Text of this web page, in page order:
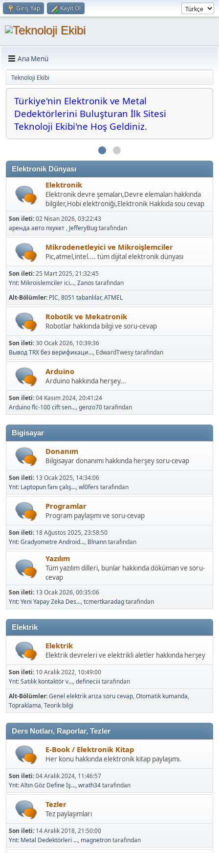
Giriş Yap Kayıt Ol
Ana Menü
Teknoloji Ekibi
Türkiye'nin Elektronik ve Metal
Dedektörlerini Buluşturan İlk Sitesi
Teknoloji Ekibi'ne Hoş Geldiniz.
Elektronik Dünyası
Elektronik
Elektronik devre şemaları,Devre elemaları hakkında
bilgiler,Hobi elektroniği,Elektronik Hakkıda sou cevap
Son ileti:02 Nisan 2026, 03:22:43
аренда авто пхукет , JefferyBugtarafından
Mikrodenetleyici ve Mikroişlemciler
Pic,atmel,intel.... tüm dijital elektronik dünyası
Son ileti:25 Mart 2025, 21:32:45
Ynt: Mikroislemciler ici...,Zanos tarafından
Alt-Bölümler PIC 8051 tabanlılar ATMEL
Robotik ve Mekatronik
Robotlar hakkında bilgi ve soru-cevap
Son ileti:30 Ocak 2026, 10:39:36
Вывод TRX без верификаци..., EdwardTwesy tarafından
Arduino
Arduino hakkında herşey...
Son ileti:04 Kasım 2024, 20:41:24
Arduino flc-100 cift sen...,genzo70tarafından
Bigisayar
Donanım
Bilgisayar donanımı hakkında herşey soru-cevap
Son ileti: 13 Ocak 2025, 14:34:06
Ynt: Laptopun fanı çalış...,wl0fers tarafından
Programlar
Program paylaşımı ve soru-cevap
Son ileti: 18 Ağustos 2025, 23:58:50
Ynt: Gradyometre Android..., Blnanntarafından
Yazılım
Tüm yazılım dilleri, bunlar hakkında döküman ve soru-
cevap
Son ileti: 13 Ocak 2026, 00:35:06
Ynt: Yeni Yapay Zeka Des...,tcmertkaradagtarafından
Elektrik
Elektrik
Elektrik devreleri ve elektrikli aletler hakkında herşey
Son ileti: 10 Aralık 2022, 10:49:00
Ynt: Satılık kontaktör v...,defineciii tarafından
Alt-Bölümler Genel elektrik arıza soru cevap Otomatik kumanda
Topraklama Teorik bilgi
Ders Notları, Raporlar, Tezler
E-Book / Elektronik Kitap
Her konu hakkında elektronik kitap paylaşımı.
Son ileti:04 Aralık 2024, 11:46:57
Ynt: Altın Göz Define İş...,wrath34tarafından
Tezler
Tez paylaşımları
Son ileti: 14 Aralık 2018, 21:50:00
Ynt: Metal Dedektörleri ..., magnetrontarafından